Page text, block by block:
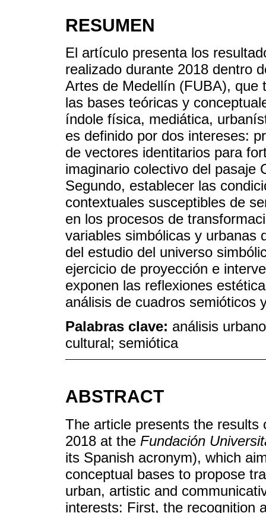
RESUMEN
El artículo presenta los
realizado durante 2018 dentro
Artes de Medellín (FUBA), que
las bases teóricas y
índole física, mediática,
es definido por dos intereses:
de vectores identitarios para
imaginario colectivo del pasaje
Segundo, establecer las
contextuales susceptibles de
en los procesos de
variables simbólicas y urbanas
del estudio del universo
ejercicio de proyección e
exponen las reflexiones
análisis de cuadros semióticos
Palabras clave: análisis
cultural; semiótica
ABSTRACT
The article presents the
2018 at the Fundación
its Spanish acronym), which
conceptual bases to propose
urban, artistic and
interests: First, the recognition